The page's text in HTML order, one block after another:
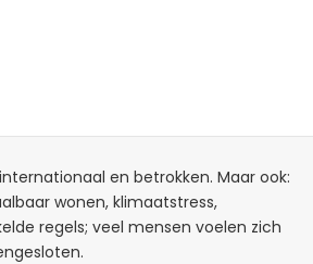
en betrokken. Maar ook:
wonen, klimaatstress,
regels; veel mensen voelen zich